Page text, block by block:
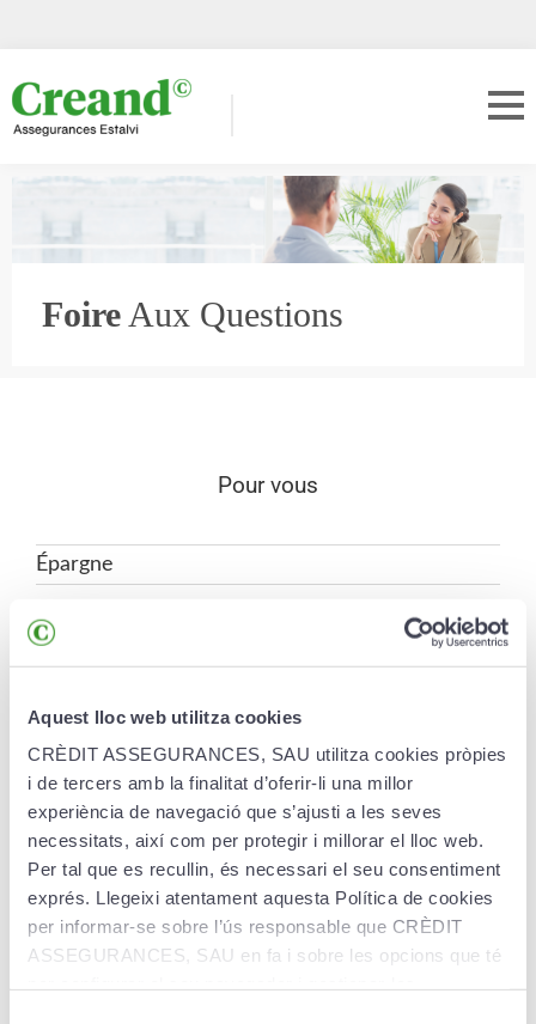
Aquest lloc web utilitza cookies
CRÈDIT ASSEGURANCES, SAU utilitza cookies pròpies
i de tercers amb la finalitat d’oferir-li una millor
experiència de navegació que s’ajusti a les seves
necessitats, així com per protegir i millorar el lloc web.
Per tal que es recullin, és necessari el seu consentiment
exprés. Llegeixi atentament aquesta Política de cookies
per informar-se sobre l’ús responsable que CRÈDIT
ASSEGURANCES, SAU en fa i sobre les opcions que té
Foire Aux Questions
Pour vous
Épargne
et à quoi sert-il ?
permettent d’épargner
progressivement et de maintenir le
niveau de vie que vous aviez en
travaillant lorsque vous serez à la
retraite.
Quand puis-je percevoir un fonds
de pension ?